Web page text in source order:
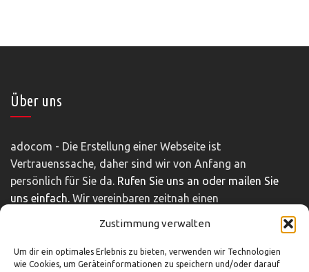
Zustimmung verwalten
Um dir ein optimales Erlebnis zu bieten, verwenden wir Technologien
wie Cookies, um Geräteinformationen zu speichern und/oder darauf
Über uns
adocom - Die Erstellung einer Webseite ist
Vertrauenssache, daher sind wir von Anfang an
persönlich für Sie da. Rufen Sie uns an oder mailen Sie
uns einfach. Wir vereinbaren zeitnah einen
Impressum|Disclaimer |Datenschutz